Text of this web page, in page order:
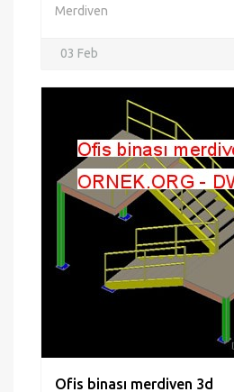
Merdiven
03 Feb
Ofis binası merdiven 3d